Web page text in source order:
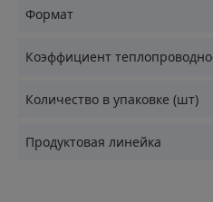
безопасен для здоровья
среды.
Область
Скатные кровли: Между и
внутренней стороны).
Формат
Коэффициент
Количество в упаковке (шт)
Продуктовая линейка